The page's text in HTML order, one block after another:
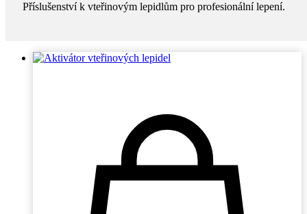
Příslušenství k vteřinovým lepidlům pro profesionální lepení.